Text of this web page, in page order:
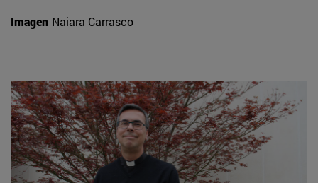
Imagen Naiara Carrasco